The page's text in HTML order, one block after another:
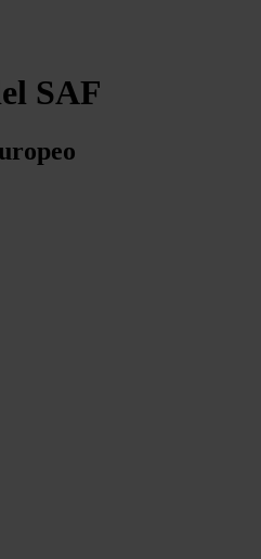
SAF